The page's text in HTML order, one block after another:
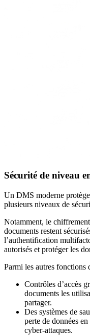
Sécurité de niveau
Un DMS moderne
plusieurs niveaux de
Notamment, le
documents restent
l’authentification
autorisés et protéger les
Parmi les autres fonctions
Contrôles d’accès
documents les
partager.
Des systèmes de
perte de données
cyber-attaques.